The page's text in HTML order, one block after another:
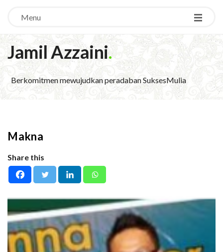
Menu
Jamil Azzaini.
Berkomitmen mewujudkan peradaban SuksesMulia
Makna
Share this